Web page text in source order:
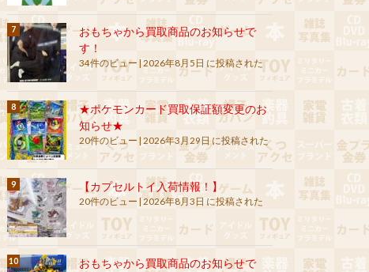
おもちゃから買取商品のお知らせで
す！
34件のビュー 2026年8月5日 に投稿された
★ポケモンカード買取保証額変更のお
知らせ★
20件のビュー |2026年3月29日 に投稿された
【カプセルトイ入荷情報！】
20件のビュー |2026年8月3日 に投稿された
おもちゃから買取商品のお知らせで